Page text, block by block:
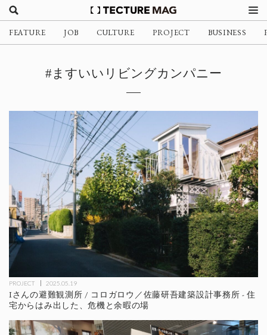
FEATURE JOB CULTURE PROJECT BUSINESS
#ますいいリビングカンパニー
PROJECT 2025.05.19
Iさんの避難観測所 / コロガロウ／佐藤研吾建築設計事務所 - 住
宅からはみ出した、危機と余暇の場